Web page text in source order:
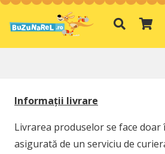
Informații livrare
Livrarea produselor se face doar
asigurată de un serviciu de